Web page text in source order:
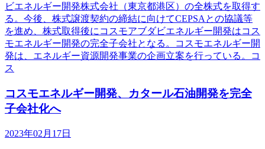
ビエネルギー開発株式会社（東京都港区）の全株式を取得す
る。今後、株式譲渡契約の締結に向けてCEPSAとの協議等
を進め、株式取得後にコスモアブダビエネルギー開発はコス
モエネルギー開発の完全子会社となる。コスモエネルギー開
発は、エネルギー資源開発事業の企画立案を行っている。コ
ス
コスモエネルギー開発、カタール石油開発を完全
子会社化へ
2023年02月17日